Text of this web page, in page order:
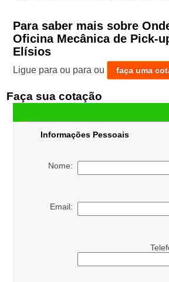
Para saber mais sobre
Oficina Mecânica de Pick-
Elísios
Ligue para ou para ou faça uma
Faça sua cotação
Informações Pessoais
Nome:
Email: